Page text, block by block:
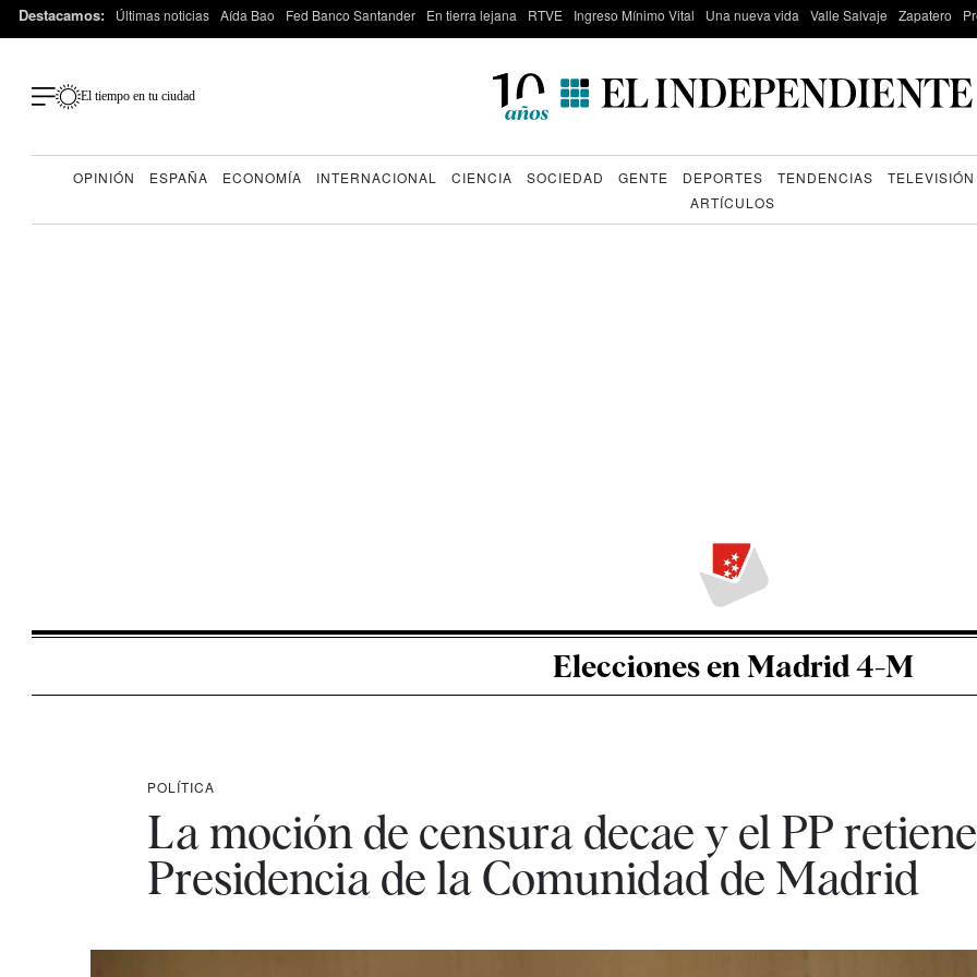
Destacamos: Últimas noticias Aída Bao Fed Banco Santander En tierra lejana RTVE Ingreso Mínimo Vital Una nueva vida Valle Salvaje Zapatero
El tiempo en tu ciudad
OPINIÓN ESPAÑA ECONOMÍA INTERNACIONAL CIENCIA SOCIEDAD GENTE DEPORTES TENDENCIAS
TELEVISIÓN
ARTÍCULOS
Elecciones en Madrid 4-M
POLÍTICA
La moción de censura decae y el PP
Presidencia de la Comunidad de Madrid